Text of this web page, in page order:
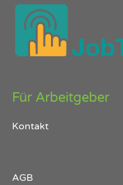
Für Arbeitgeber
Kontakt
AGB